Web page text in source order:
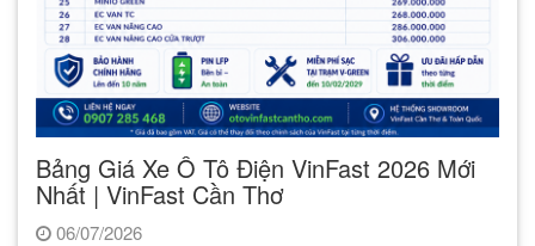
Bảng Giá Xe Ô Tô Điện VinFast 2026 Mới
Nhất | VinFast Cần Thơ
06/07/2026